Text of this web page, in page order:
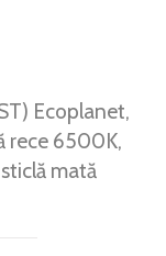
Ecoplanet,
rece 6500K,
mată